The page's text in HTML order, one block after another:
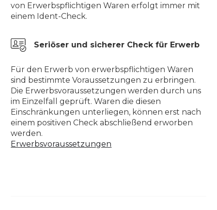
von Erwerbspflichtigen Waren erfolgt immer mit
einem Ident-Check.
Seriöser und sicherer Check für Erwerb
Für den Erwerb von erwerbspflichtigen Waren
sind bestimmte Voraussetzungen zu erbringen.
Die Erwerbsvoraussetzungen werden durch uns
im Einzelfall geprüft. Waren die diesen
Einschränkungen unterliegen, können erst nach
einem positiven Check abschließend erworben
werden.
Erwerbsvoraussetzungen